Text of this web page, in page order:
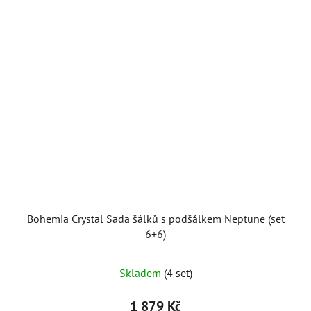
Bohemia Crystal Sada šálků s podšálkem Neptune (set
6+6)
Skladem (4 set)
1 879 Kč